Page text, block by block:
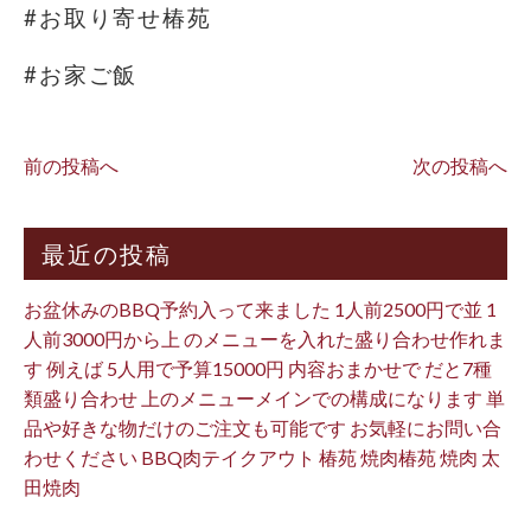
#お取り寄せ椿苑
#お家ご飯
前の投稿へ 次の投稿へ
最近の投稿
お盆休みのBBQ予約入って来ました 1人前2500円で並 1
人前3000円から上 のメニューを入れた盛り合わせ作れま
す 例えば 5人用で予算15000円 内容おまかせで だと7種
類盛り合わせ 上のメニューメインでの構成になります 単
品や好きな物だけのご注文も可能です お気軽にお問い合
わせください BBQ肉テイクアウト 椿苑 焼肉椿苑 焼肉 太
田焼肉